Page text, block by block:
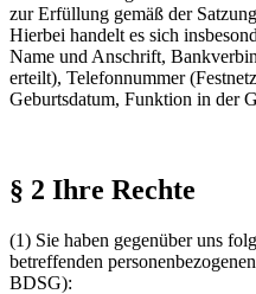
zur Erfüllung gemäß der
Hierbei handelt es sich
Name und Anschrift,
erteilt), Telefonnummer
Geburtsdatum, Funktion in der
§ 2 Ihre Rechte
(1) Sie haben gegenüber uns
betreffenden
BDSG):